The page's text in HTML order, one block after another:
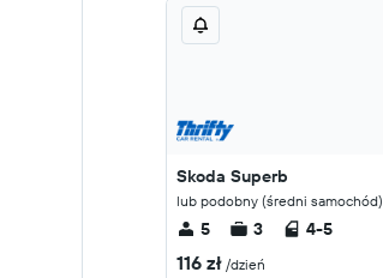
Skoda Superb
lub podobny (średni samochód)
5 3 4-5
116 zł /dzień